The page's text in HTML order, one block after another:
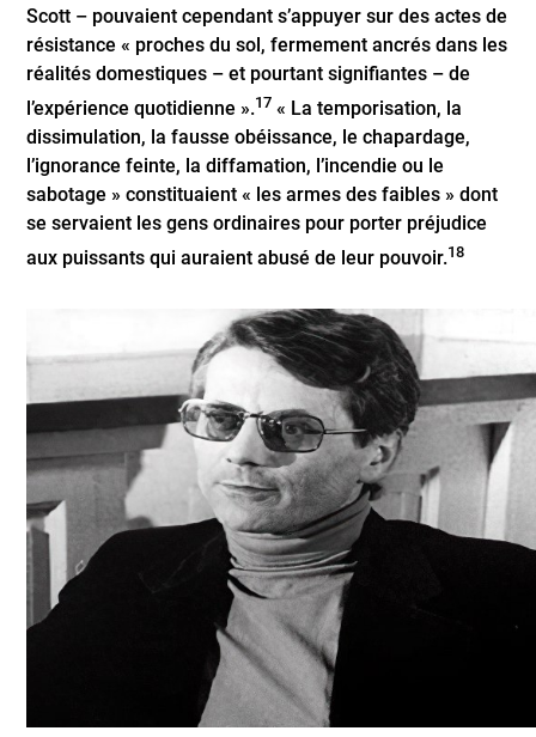
Scott – pouvaient cependant s’appuyer sur des actes de
résistance « proches du sol, fermement ancrés dans les
réalités domestiques – et pourtant signifiantes – de
l’expérience quotidienne ».17 « La temporisation, la
dissimulation, la fausse obéissance, le chapardage,
l’ignorance feinte, la diffamation, l’incendie ou le
sabotage » constituaient « les armes des faibles » dont
se servaient les gens ordinaires pour porter préjudice
aux puissants qui auraient abusé de leur pouvoir.18